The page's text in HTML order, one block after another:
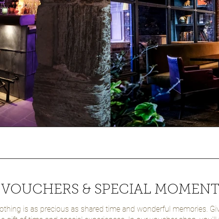
VOUCHERS & SPECIAL
is as precious as shared time and wonderful memories.